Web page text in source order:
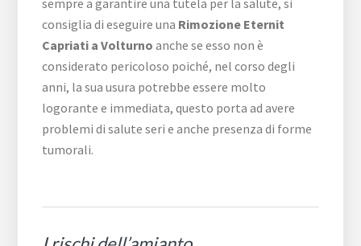
sempre a garantire una tutela per la salute, si
consiglia di eseguire una Rimozione Eternit
Capriati a Volturno anche se esso non è
considerato pericoloso poiché, nel corso degli
anni, la sua usura potrebbe essere molto
logorante e immediata, questo porta ad avere
problemi di salute seri e anche presenza di forme
tumorali.